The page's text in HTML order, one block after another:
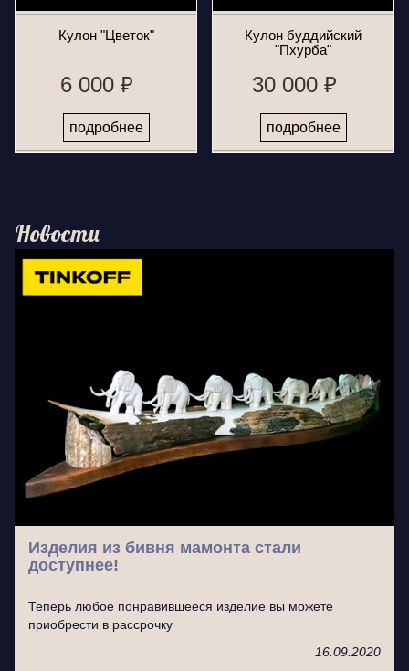
Кулон "Цветок"
6 000 ₽
подробнее
Кулон буддийский
"Пхурба"
30 000 ₽
подробнее
Новости
Изделия из бивня мамонта стали
доступнее!
Теперь любое понравившееся изделие вы можете
приобрести в рассрочку
16.09.2020